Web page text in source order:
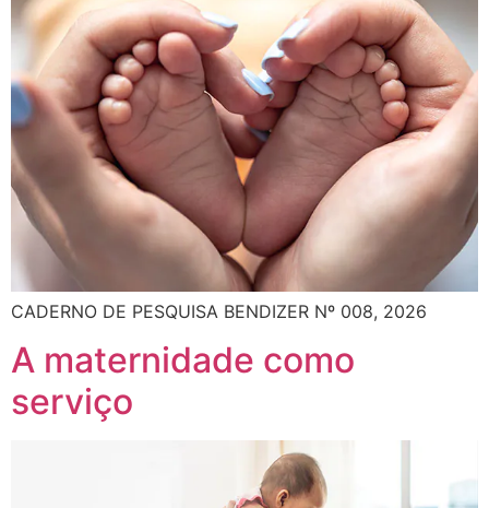
CADERNO DE PESQUISA BENDIZER Nº 008, 2026
A maternidade como
serviço